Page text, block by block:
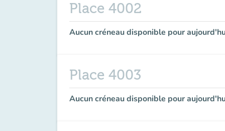
Place 4002
Aucun créneau disponible pour
Place 4003
Aucun créneau disponible pour